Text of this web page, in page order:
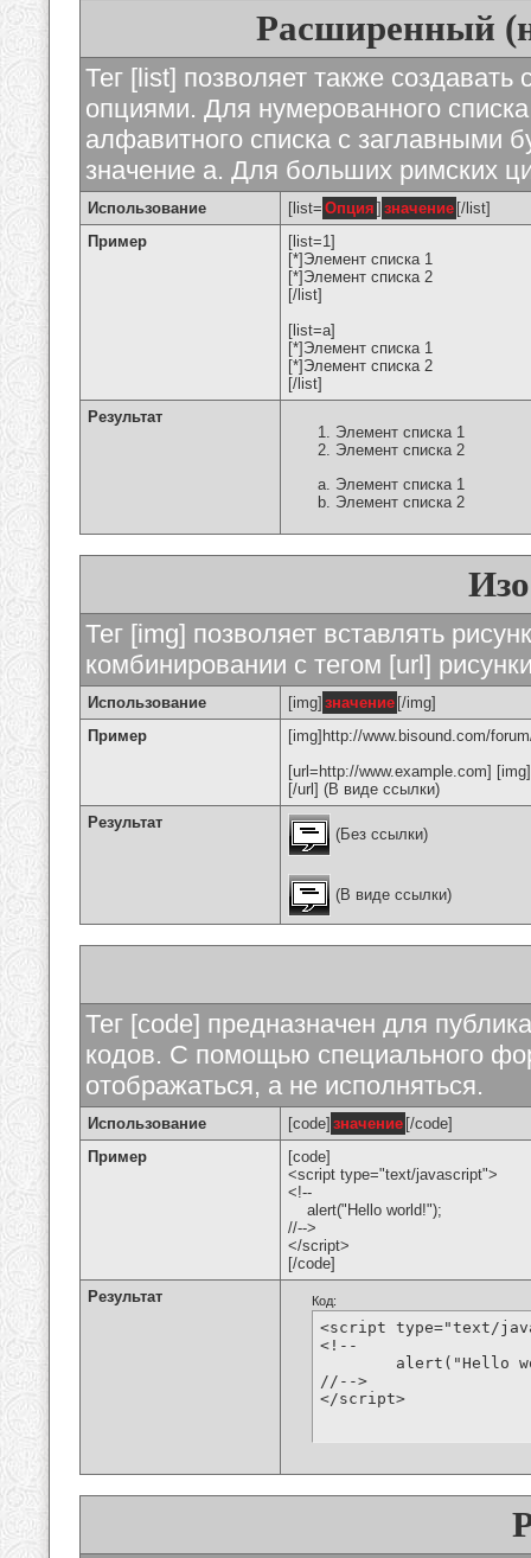
Расширенный
Тег [list] позволяет также
опциями. Для нумерованного
алфавитного списка с заглавными
значение а. Для больших римских
Использование [list= Опция ] значение [/list]
Пример
[list=1]
[*]Элемент списка 1
[*]Элемент списка 2
[/list]
[list=a]
[*]Элемент списка 1
[*]Элемент списка 2
[/list]
Результат
Элемент списка 1
Элемент списка 2
Элемент списка 1
Элемент списка 2
Тег [img] позволяет вставлять
комбинировании с тегом [url]
Использование [img] значение [/img]
Пример
[img]http://www.bisound.com/
[url=http://www.example.com]
[/url] (В виде ссылки)
Результат
(Без ссылки)
(В виде ссылки)
Тег [code] предназначен для
кодов. С помощью специального
отображаться, а не исполняться.
Использование [code] значение [/code]
Пример
[code]
<script type="text/javascript">
<!--
alert("Hello world!");
//-->
</script>
[/code]
Результат
Код:
<script type="text/
<!--
//-->
</script>